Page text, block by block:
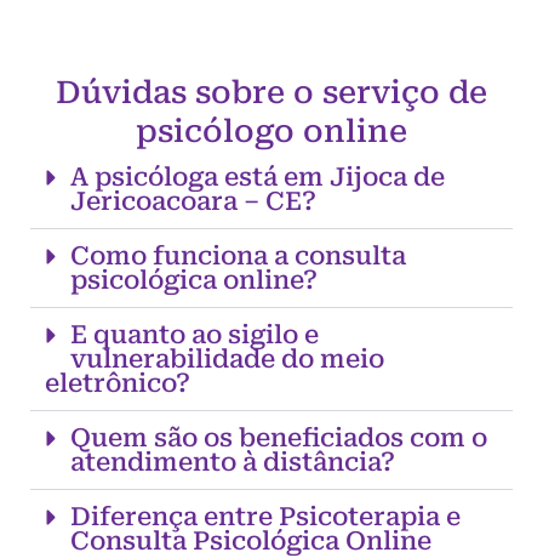
Dúvidas sobre o serviço de
psicólogo online
A psicóloga está em Jijoca de
Jericoacoara – CE?
Como funciona a consulta
psicológica online?
E quanto ao sigilo e
vulnerabilidade do meio
eletrônico?
Quem são os beneficiados com o
atendimento à distância?
Diferença entre Psicoterapia e
Consulta Psicológica Online